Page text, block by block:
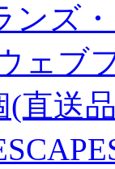
ンズ
ェブ
(直送